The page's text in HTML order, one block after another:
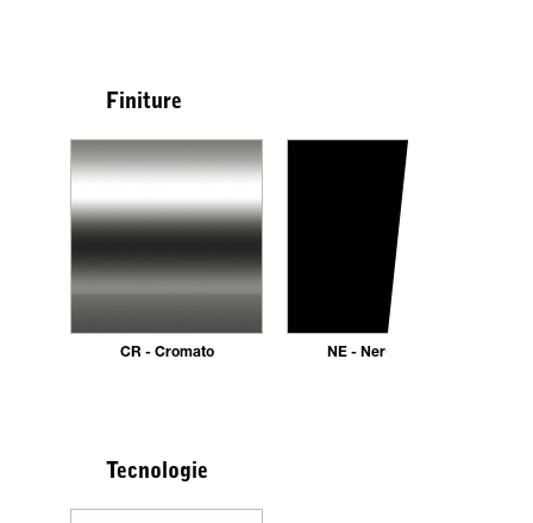
Finiture
CR - Cromato NE - Nero opaco
Tecnologie